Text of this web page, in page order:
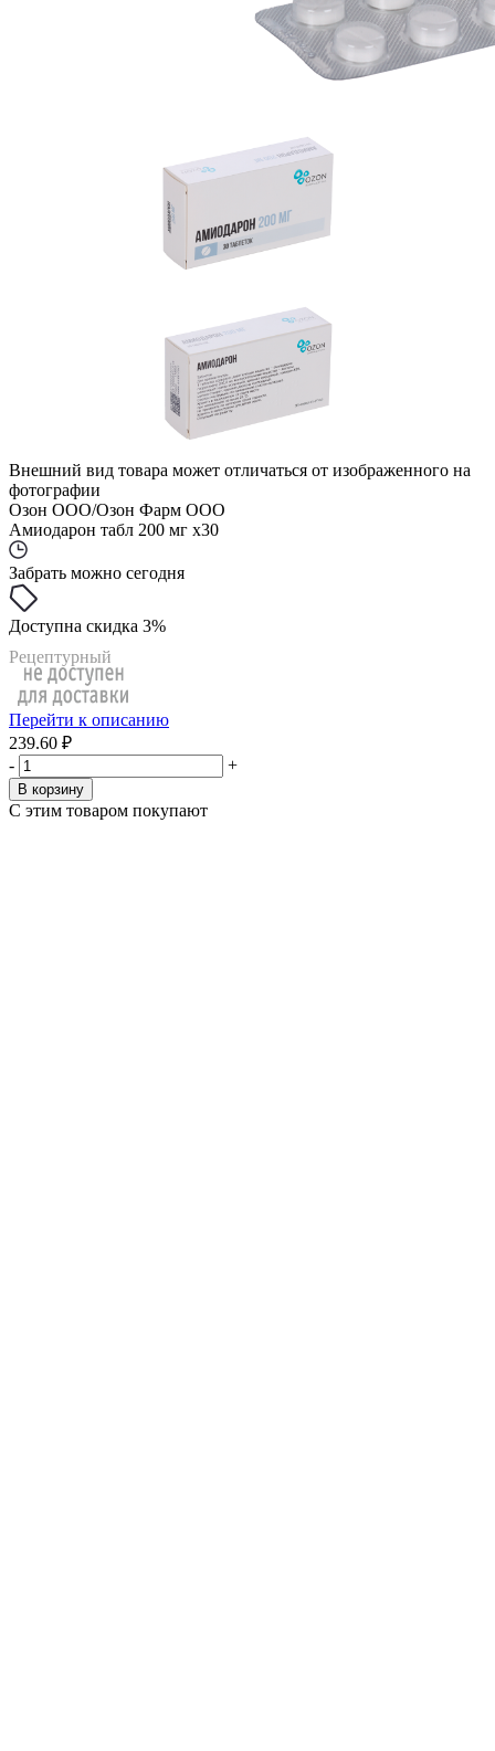
Внешний вид товара может отличаться от изображенного на
фотографии
Озон ООО/Озон Фарм ООО
Амиодарон табл 200 мг x30
Забрать можно сегодня
Доступна скидка 3%
Рецептурный
Перейти к описанию
239.60 ₽
-
+
В корзину
С этим товаром покупают